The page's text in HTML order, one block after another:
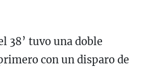
38’ tuvo una doble
con un disparo de